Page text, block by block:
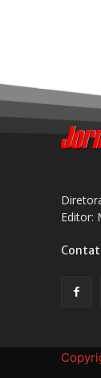
Editor: